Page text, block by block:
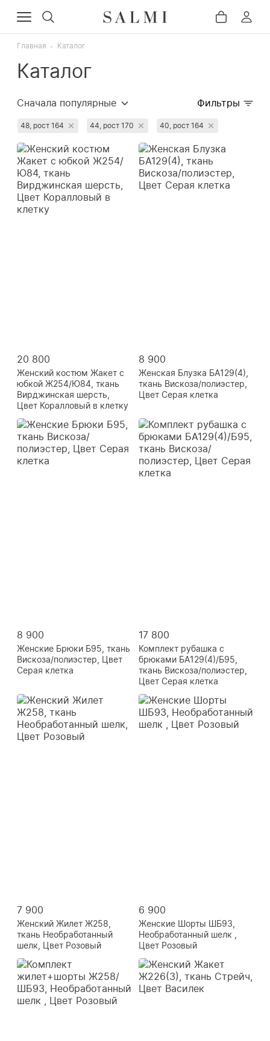
Главная Каталог
Каталог
Сначала популярные
Сначала дорогие
Недавно добавленные
Сначала со скидкой
Фильтры
48, рост 164 44, рост 170 40, рост 164
20 800
Женский костюм Жакет с
юбкой Ж254/Ю84, ткань
Вирджинская шерсть,
Цвет Коралловый в клетку
8 900
Женская Блузка БА129(4),
ткань Вискоза/полиэстер,
Цвет Серая клетка
8 900
Женские Брюки Б95, ткань
Вискоза/полиэстер, Цвет
Серая клетка
17 800
Комплект рубашка с
брюками БА129(4)/Б95,
ткань Вискоза/полиэстер,
Цвет Серая клетка
7 900
Женский Жилет Ж258,
ткань Необработанный
шелк, Цвет Розовый
6 900
Женские Шорты ШБ93,
Необработанный шелк ,
Цвет Розовый